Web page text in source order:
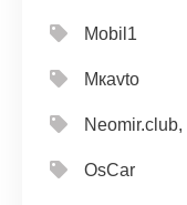
Mobil1
Mкavto
Neomir.club,
OsCar